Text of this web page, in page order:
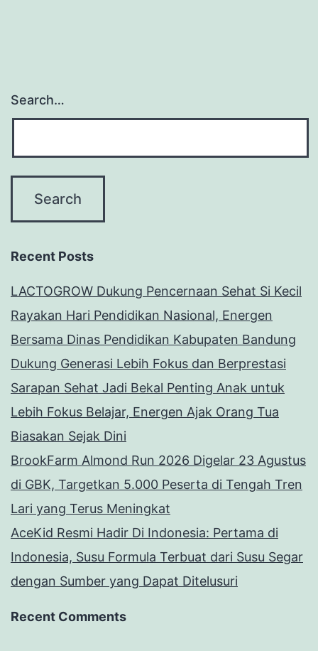
Search…
Recent Posts
LACTOGROW Dukung Pencernaan Sehat Si Kecil
Rayakan Hari Pendidikan Nasional, Energen
Bersama Dinas Pendidikan Kabupaten Bandung
Dukung Generasi Lebih Fokus dan Berprestasi
Sarapan Sehat Jadi Bekal Penting Anak untuk
Lebih Fokus Belajar, Energen Ajak Orang Tua
Biasakan Sejak Dini
BrookFarm Almond Run 2026 Digelar 23 Agustus
di GBK, Targetkan 5.000 Peserta di Tengah Tren
Lari yang Terus Meningkat
AceKid Resmi Hadir Di Indonesia: Pertama di
Indonesia, Susu Formula Terbuat dari Susu Segar
dengan Sumber yang Dapat Ditelusuri
Recent Comments